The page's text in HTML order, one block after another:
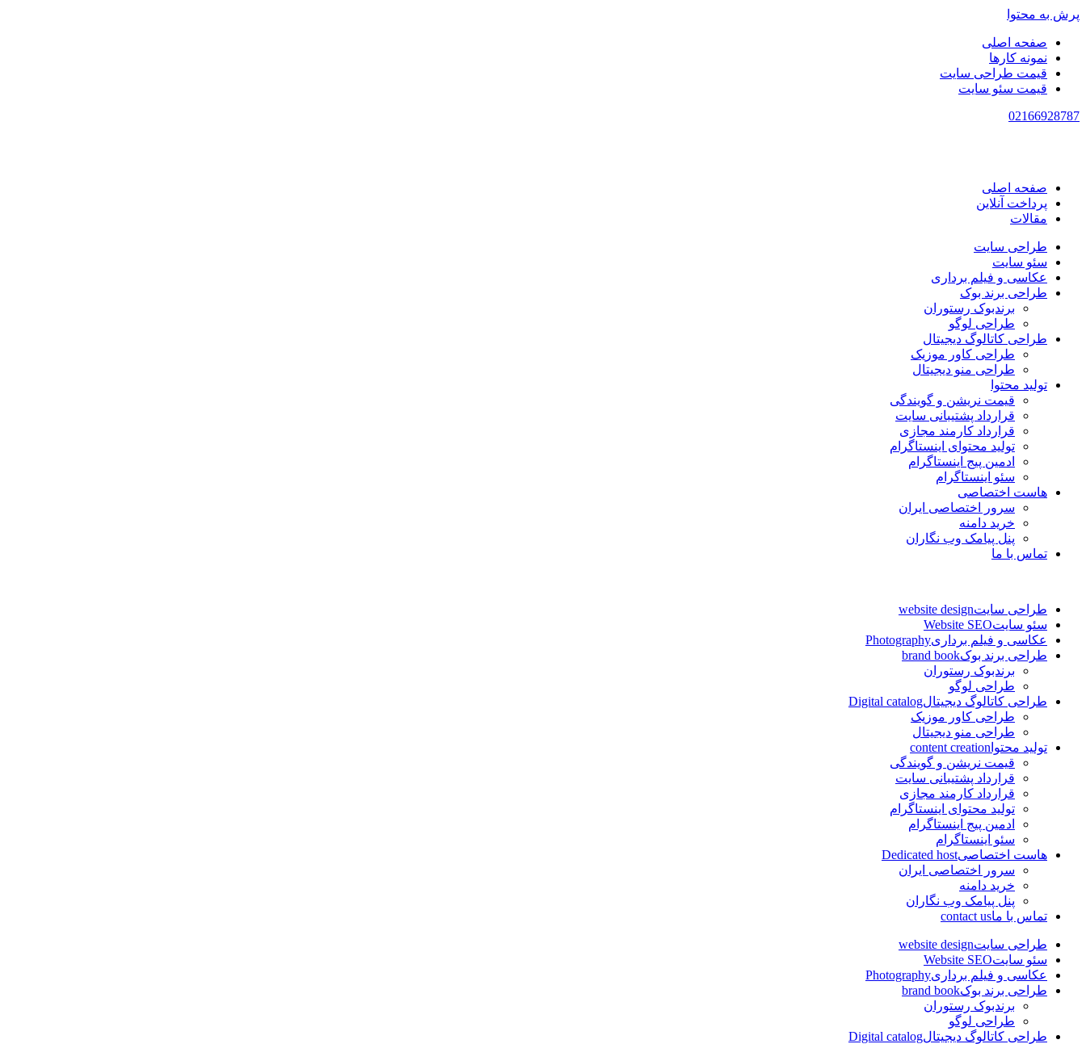
پرش به محتوا
صفحه اصلی
نمونه کارها
قیمت طراحی سایت
قیمت سئو سایت
02166928787
صفحه اصلی
پرداخت آنلاین
مقالات
طراحی سایت
سئو سایت
عکاسی و فیلم برداری
طراحی برند بوک
برندبوک رستوران
طراحی لوگو
طراحی کاتالوگ دیجیتال
طراحی کاور موزیک
طراحی منو دیجیتال
تولید محتوا
قیمت نریشن و گویندگی
قرارداد پشتیبانی سایت
قرارداد کارمند مجازی
تولید محتوای اینستاگرام
ادمین پیج اینستاگرام
سئو اینستاگرام
هاست اختصاصی
سرور اختصاصی ایران
خرید دامنه
پنل پیامک وب نگاران
تماس با ما
طراحی سایتwebsite design
سئو سایتWebsite SEO
عکاسی و فیلم برداریPhotography
طراحی برند بوکbrand book
برندبوک رستوران
طراحی لوگو
طراحی کاتالوگ دیجیتالDigital catalog
طراحی کاور موزیک
طراحی منو دیجیتال
تولید محتوا content creation
قیمت نریشن و گویندگی
قرارداد پشتیبانی سایت
قرارداد کارمند مجازی
تولید محتوای اینستاگرام
ادمین پیج اینستاگرام
سئو اینستاگرام
هاست اختصاصیDedicated host
سرور اختصاصی ایران
خرید دامنه
پنل پیامک وب نگاران
تماس با ماcontact us
طراحی سایتwebsite design
سئو سایتWebsite SEO
عکاسی و فیلم برداریPhotography
طراحی برند بوکbrand book
برندبوک رستوران
طراحی لوگو
طراحی کاتالوگ دیجیتالDigital catalog